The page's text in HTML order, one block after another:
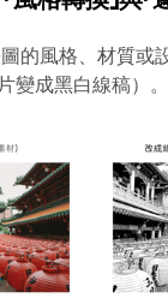
的風格、材質或
變成黑白線稿）。